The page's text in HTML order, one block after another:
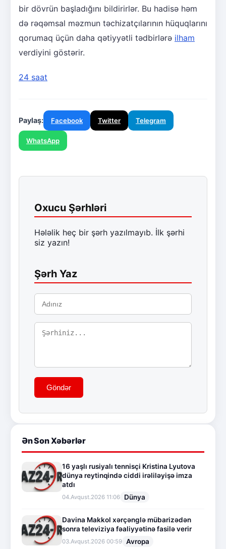
bir dövrün başladığını bildirirlər. Bu hadisə həm
də rəqəmsal məzmun təchizatçılarının hüquqlarını
qorumaq üçün daha qətiyyətli tədbirlərə ilham
verdiyini göstərir.
24 saat
Paylaş: Facebook Twitter Telegram
WhatsApp
Oxucu Şərhləri
Hələlik heç bir şərh yazılmayıb. İlk şərhi
siz yazın!
Şərh Yaz
Göndər
Ən Son Xəbərlər
16 yaşlı rusiyalı tennisçi Kristina Lyutova
dünya reytinqində ciddi irəliləyişə imza
atdı
04.Avqust.2026 11:06 Dünya
Davina Makkol xərçənglə mübarizədən
sonra televiziya fəaliyyətinə fasilə verir
03.Avqust.2026 00:59 Avropa